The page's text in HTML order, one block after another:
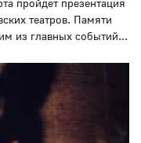
театров. Памяти
из главных событий...